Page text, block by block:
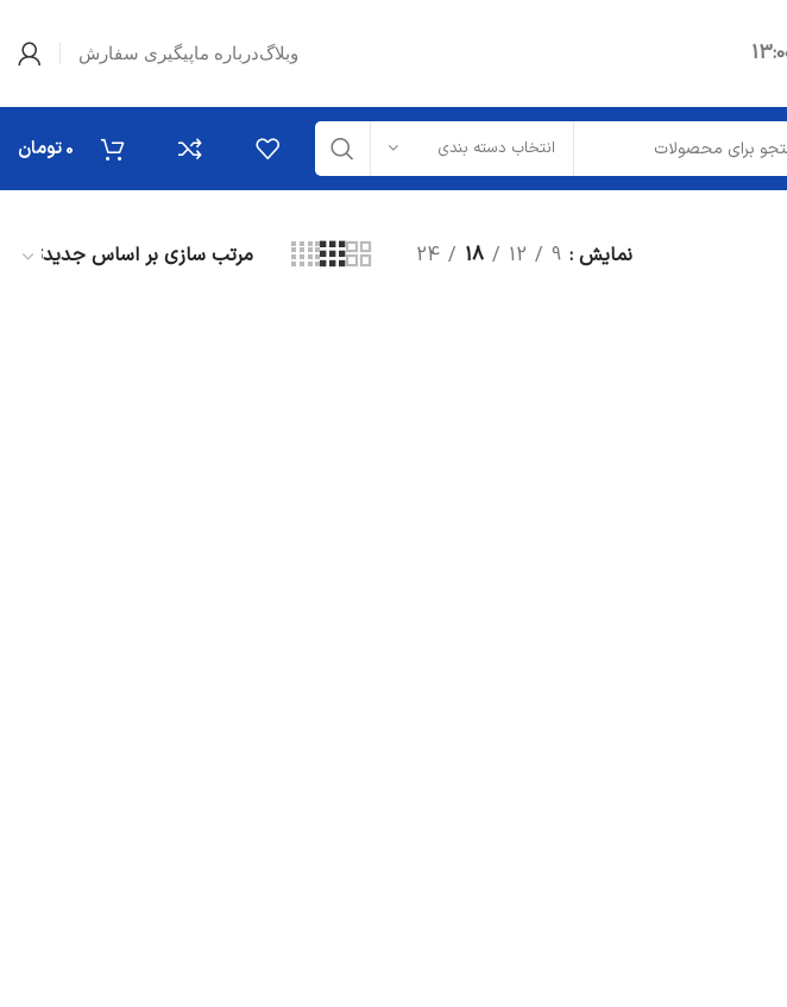
وبلاگدرباره ماپیگیری سفارش
انتخاب دسته بندی 0تومان
نمایش 9
12
18
24